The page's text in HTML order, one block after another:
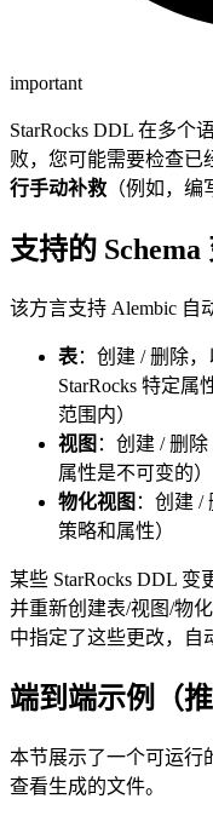
important
StarRocks DDL 在多个
败，您可能需要检查已
行手动补救 （例如，
支持的 Schema
该方言支持 Alembic 自
表：创建 / 删除
StarRocks 特定属
范围内）
视图 ：创建 / 删
属性是不可变的）
物化视图 ：创建 /
策略和属性）
某些 StarRocks DDL
并重新创建表/视图/物
中指定了这些更改，自
端到端示例（
本节展示了一个可运行
查看生成的文件。